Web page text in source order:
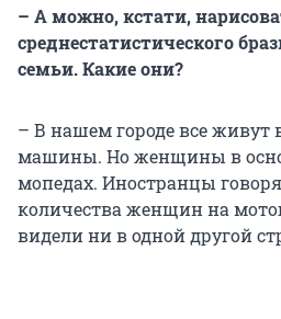
– А можно, кстати,
среднестатистического
семьи. Какие они?
– В нашем городе все живут
машины. Но женщины в
мопедах. Иностранцы
количества женщин на
видели ни в одной другой